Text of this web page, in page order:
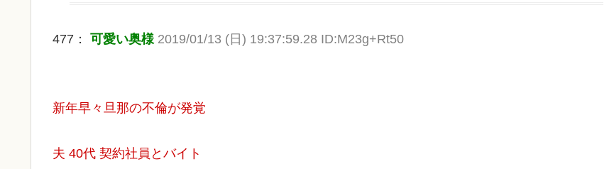
477： 可愛い奥様 2019/01/13 (日) 19:37:59.28 ID:M23g+Rt50
新年早々旦那の不倫が発覚
夫 40代 契約社員とバイト